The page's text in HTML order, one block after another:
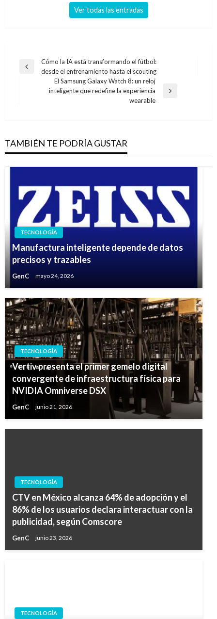
Ver todas las entradas
Navegación
entradas
Entrada
Cómo la IA está transformando el fútbol:
desde el entrenamiento hasta el scouting
Entrada
El Samsung Galaxy Watch 8: un reloj
inteligente que redefine la experiencia
wearable
TAMBIÉN TE PODRÍA GUSTAR
TECNOLOGÍA
Manufactura inteligente depende de datos
precisos y trazables
GenC mayo 24, 2026
TECNOLOGÍA
Vertiv presenta el primer gemelo digital
convergente de infraestructura física para
NVIDIA Omniverse DSX
GenC junio 21, 2026
TECNOLOGÍA
CTV en México alcanza 64% de adopción y el
86% de los usuarios declara interactuar con la
publicidad, según Comscore
GenC junio 23, 2026
TECNOLOGÍA